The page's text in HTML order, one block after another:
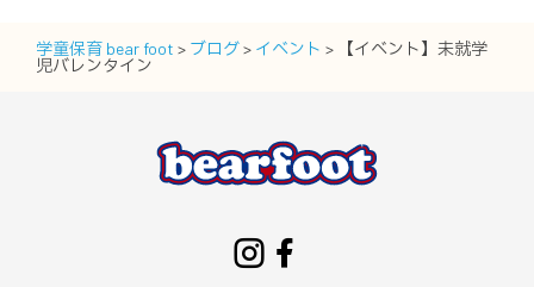
学童保育 bear foot > ブログ> イベント >
【イベント】未就学
児バレンタイン